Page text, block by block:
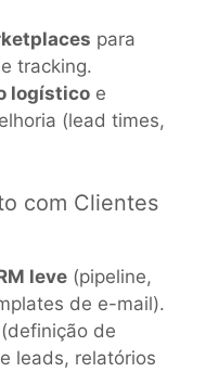
para
tracking.
logístico e
(lead times,
com Clientes
leve (pipeline,
de e-mail).
(definição de
leads, relatórios